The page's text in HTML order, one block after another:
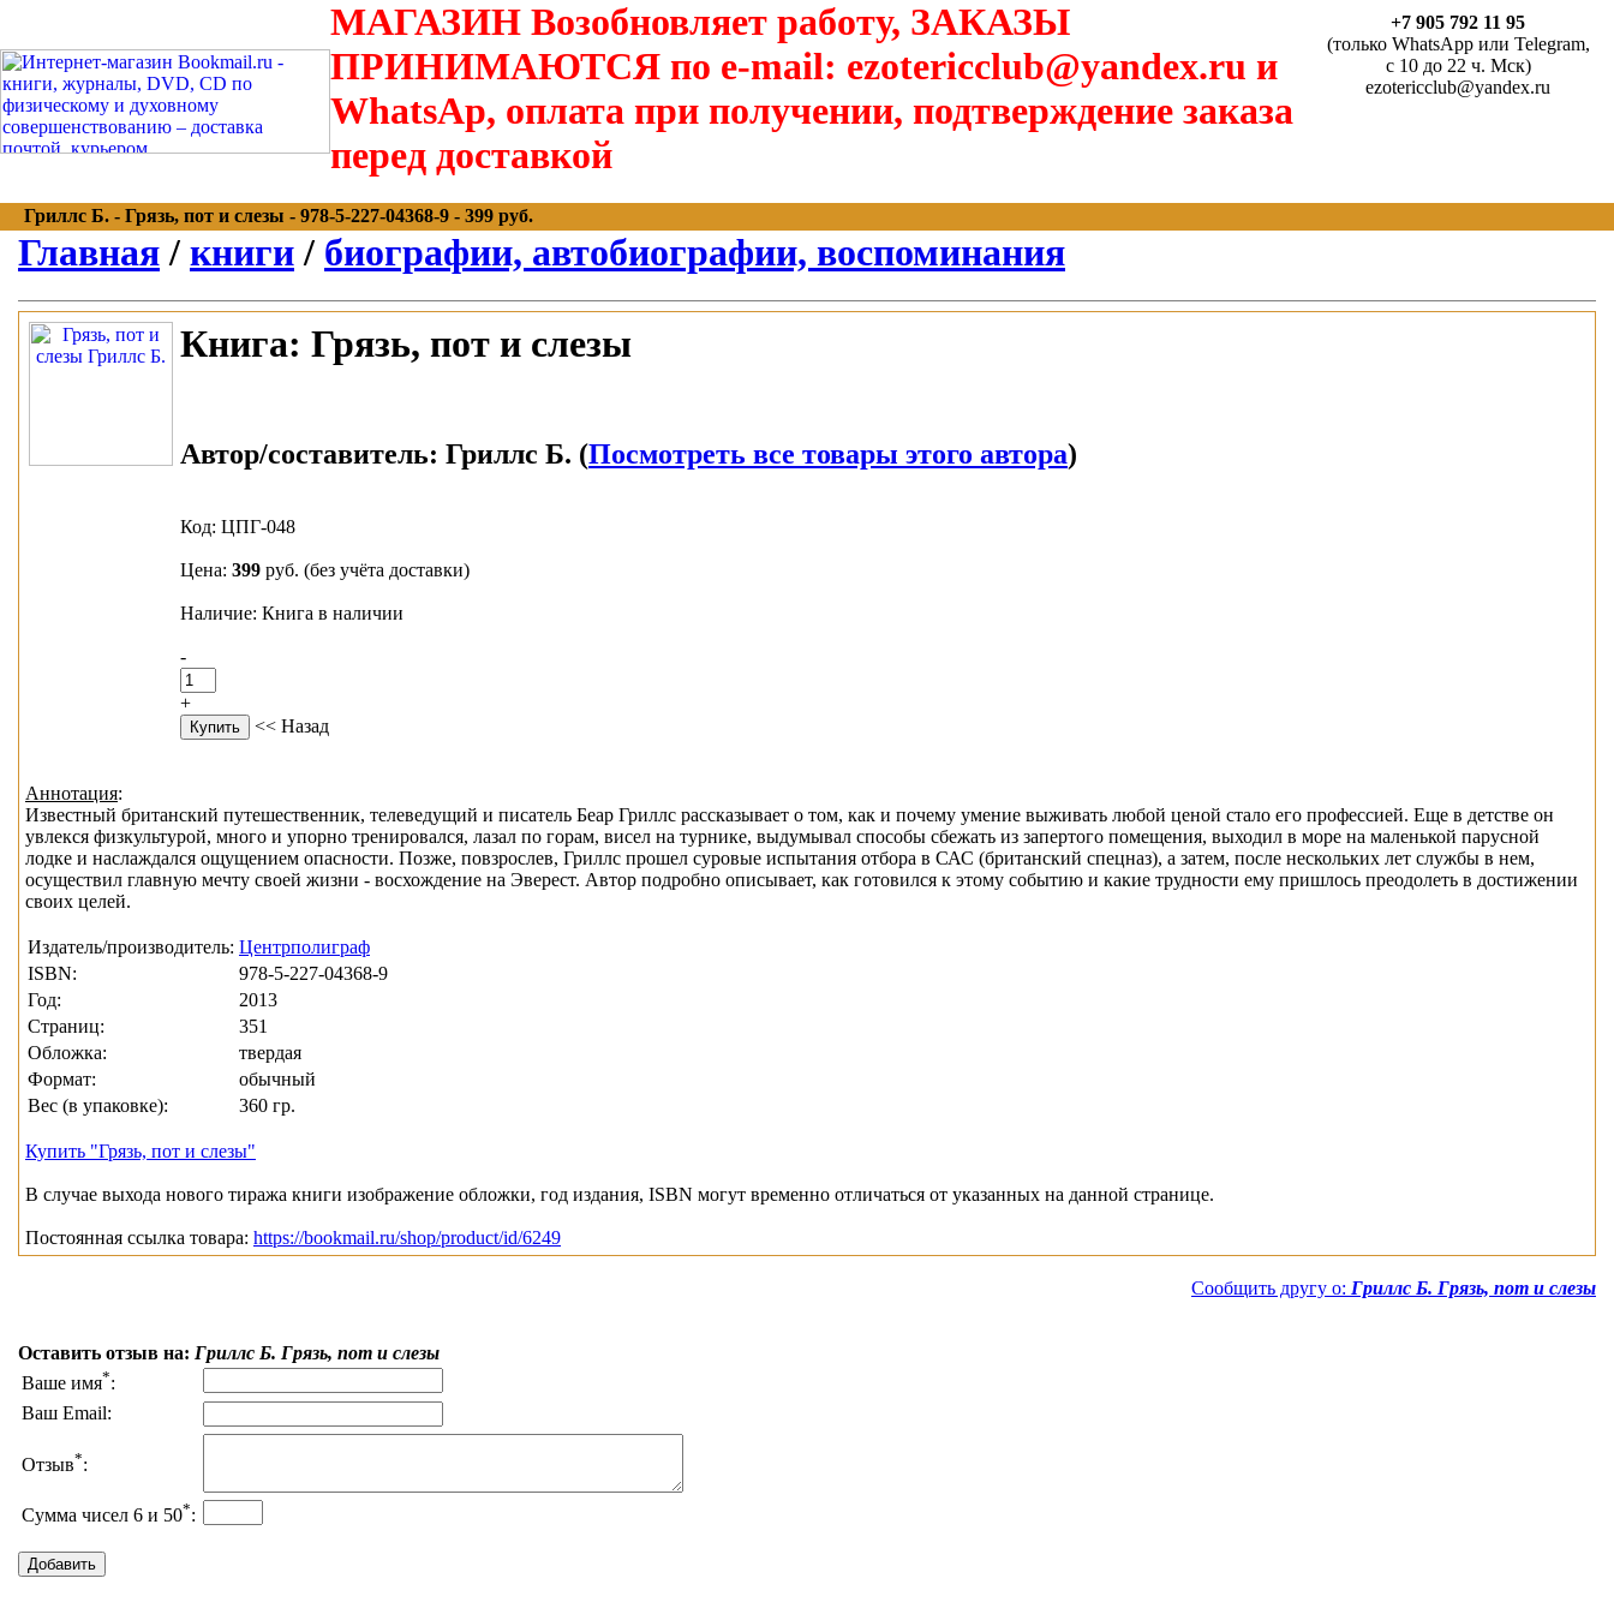
МАГАЗИН Возобновляет работу, ЗАКАЗЫ
ПРИНИМАЮТСЯ по e-mail: ezotericclub@yandex.ru и
WhatsAp, оплата при получении, подтверждение заказа
перед доставкой
+7 905 792 11 95
(только WhatsApp или Telegram,
с 10 до 22 ч. Мск)
ezotericclub@yandex.ru
Гриллс Б. - Грязь, пот и слезы - 978-5-227-04368-9 - 399 руб.
Главная / книги / биографии, автобиографии, воспоминания
Книга: Грязь, пот и слезы
Автор/составитель: Гриллс Б. (Посмотреть все товары этого автора)
Код: ЦПГ-048
Цена: 399 руб. (без учёта доставки)
Наличие: Книга в наличии
-
+
<< Назад
Аннотация:
Известный британский путешественник, телеведущий и писатель Беар Гриллс рассказывает о том, как и почему умение выживать любой ценой стало его профессией. Еще в детстве он
увлекся физкультурой, много и упорно тренировался, лазал по горам, висел на турнике, выдумывал способы сбежать из запертого помещения, выходил в море на маленькой парусной
лодке и наслаждался ощущением опасности. Позже, повзрослев, Гриллс прошел суровые испытания отбора в САС (британский спецназ), а затем, после нескольких лет службы в нем,
осуществил главную мечту своей жизни - восхождение на Эверест. Автор подробно описывает, как готовился к этому событию и какие трудности ему пришлось преодолеть в достижении
своих целей.
Издатель/производитель: Центрполиграф
ISBN:
978-5-227-04368-9
Год:
2013
Страниц:
351
Обложка:
твердая
Формат:
обычный
Вес (в упаковке):
360 гр.
Купить "Грязь, пот и слезы"
В случае выхода нового тиража книги изображение обложки, год издания, ISBN могут временно отличаться от указанных на данной странице.
Постоянная ссылка товара: https://bookmail.ru/shop/product/id/6249
Сообщить другу о: Гриллс Б. Грязь, пот и слезы
Оставить отзыв на: Гриллс Б. Грязь, пот и слезы
Ваше имя*:
Ваш Email:
Отзыв*:
Сумма чисел 6 и 50*: